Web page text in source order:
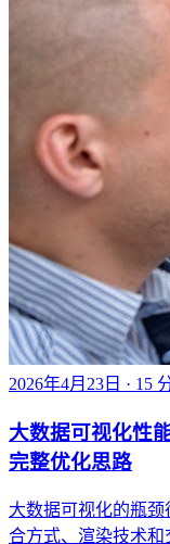
2026年4月23日 · 15
大数据可视化性
完整优化思路
大数据可视化的瓶
合方式、渲染技术